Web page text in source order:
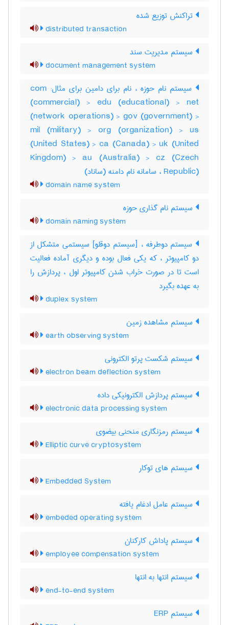
تراکنش توزیع شده
distributed transaction
سیستم مدیریت سند
document management system
سیستم نام حوزه ، نام برای دامین برای مثال: com
(commercial) > edu (educational) > net
(network operations) > gov (government) >
mil (military) > org (organization) > us
(United States) > ca (Canada) > uk (United
Kingdom) > au (Australia) > cz (Czech
Republic) ، سامانه نام دامنه (ساناد)
domain name system
سیستم نام گذاری حوزه
domain naming system
سیستم دوطرفه ، [سیستم دوقلو] سیستمی متشکل از
دو کامپیوتر ، که یکی فعال بوده و دیگری آماده فعالیت
است تا در صورت خراب شدن کامپیوتر اول ، پردازش را
به عهده بگیرد
duplex system
سیستم مشاهده زمین
earth observing system
سیستم شکست پرتو الکترونی
electron beam deflection system
سیستم پردازش الکترونیکی داده
electronic data processing system
سیستم رمزنگاری منحنی بیضوی
Elliptic curve cryptosystem
سیستم های توکار
Embedded System
سیستم عامل ادغام یافته
embeded operating system
سیستم پاداش کارکنان
employee compensation system
سیستم انتها به انتها
end-to-end system
سیستم ERP